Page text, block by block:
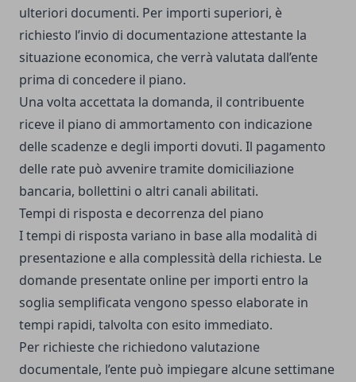
ulteriori documenti. Per importi superiori, è
richiesto l’invio di documentazione attestante la
situazione economica, che verrà valutata dall’ente
prima di concedere il piano.
Una volta accettata la domanda, il contribuente
riceve il piano di ammortamento con indicazione
delle scadenze e degli importi dovuti. Il pagamento
delle rate può avvenire tramite domiciliazione
bancaria, bollettini o altri canali abilitati.
Tempi di risposta e decorrenza del piano
I tempi di risposta variano in base alla modalità di
presentazione e alla complessità della richiesta. Le
domande presentate online per importi entro la
soglia semplificata vengono spesso elaborate in
tempi rapidi, talvolta con esito immediato.
Per richieste che richiedono valutazione
documentale, l’ente può impiegare alcune settimane